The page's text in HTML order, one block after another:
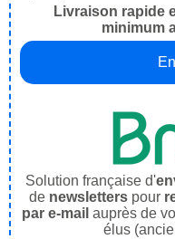
Livraison rapide
minimum
Solution française d'
de newsletters pour
par e-mail auprès de
élus